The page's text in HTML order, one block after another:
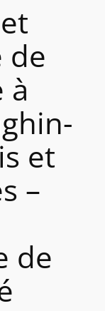
de
à
et
–
de